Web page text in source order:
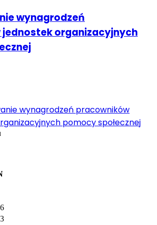
wynagrodzeń
organizacyjnych
wynagrodzeń pracowników
pomocy społecznej